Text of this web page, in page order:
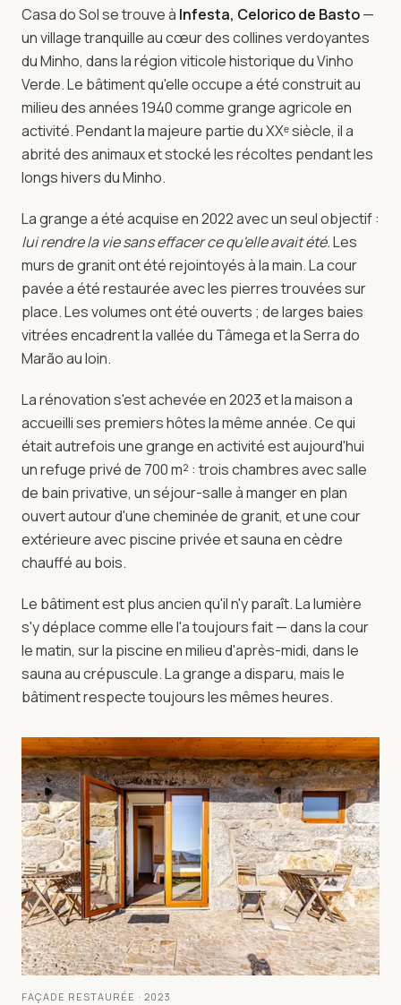
Tout ce dont les journalistes, rédacteurs voyages et
partenaires de contenu ont besoin pour écrire sur Casa do
Sol — une maison en pierre des années 1940 restaurée, au
cœur du Vinho Verde, dans le Nord du Portugal.
Casa do Sol se trouve à Infesta, Celorico de Basto—
un village tranquille au cœur des collines verdoyantes
du Minho, dans la région viticole historique du Vinho
Verde. Le bâtiment qu'elle occupe a été construit au
milieu des années 1940 comme grange agricole en
activité. Pendant la majeure partie du XXᵉ siècle, il a
abrité des animaux et stocké les récoltes pendant les
longs hivers du Minho.
La grange a été acquise en 2022 avec un seul objectif :
lui rendre la vie sans effacer ce qu'elle avait été.Les
murs de granit ont été rejointoyés à la main. La cour
pavée a été restaurée avec les pierres trouvées sur
place. Les volumes ont été ouverts ; de larges baies
vitrées encadrent la vallée du Tâmega et la Serra do
Marão au loin.
La rénovation s'est achevée en 2023 et la maison a
accueilli ses premiers hôtes la même année. Ce qui
était autrefois une grange en activité est aujourd'hui
un refuge privé de 700 m² : trois chambres avec salle
de bain privative, un séjour-salle à manger en plan
ouvert autour d'une cheminée de granit, et une cour
extérieure avec piscine privée et sauna en cèdre
chauffé au bois.
Le bâtiment est plus ancien qu'il n'y paraît. La lumière
s'y déplace comme elle l'a toujours fait — dans la cour
le matin, sur la piscine en milieu d'après-midi, dans le
sauna au crépuscule. La grange a disparu, mais le
bâtiment respecte toujours les mêmes heures.
FAÇADE RESTAURÉE · 2023